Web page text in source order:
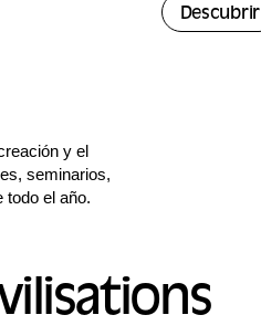
Descubrir
y el
seminarios,
todo el año.